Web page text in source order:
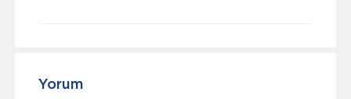
Yorum